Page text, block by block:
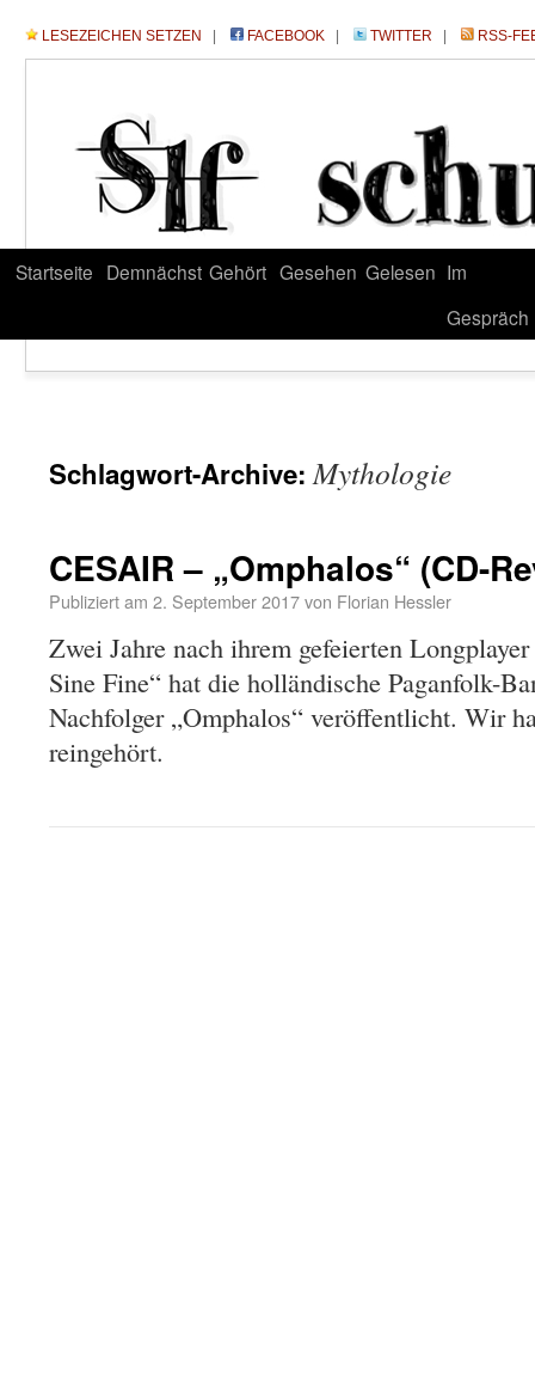
LESEZEICHEN SETZEN FACEBOOK TWITTER RSS-
Startseite Demnächst Gehört Gesehen Gelesen Im
Gespräch
Schlagwort-Archive:Mythologie
CESAIR – „Omphalos“ (CD-
Publiziert am 2. September 2017von Florian Hessler
Zwei Jahre nach ihrem gefeierten
Sine Fine“ hat die holländische Paganfolk-
Nachfolger „Omphalos“ veröffentlicht. Wir
reingehört.